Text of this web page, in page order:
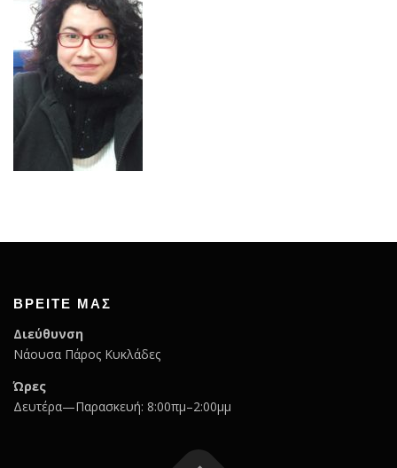
ΒΡΕΊΤΕ ΜΑΣ
Διεύθυνση
Νάουσα Πάρος Κυκλάδες
Ώρες
Δευτέρα—Παρασκευή: 8:00πμ–2:00μμ